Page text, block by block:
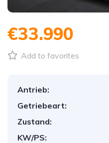
€33.990
Add to favorites
Antrieb:
Getriebeart:
Zustand:
KW/PS: